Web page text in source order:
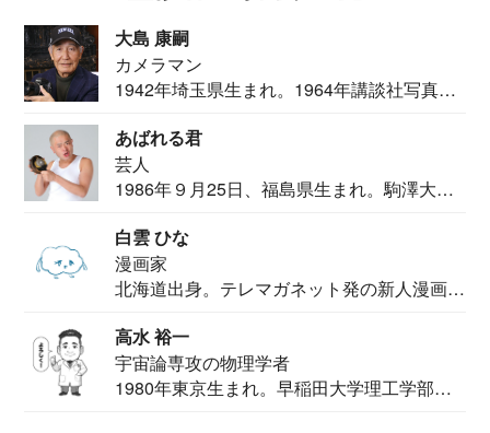
大島 康嗣
カメラマン
1942年埼玉県生まれ。1964年講談社写真部
あばれる君
芸人
1986年９月25日、福島県生まれ。駒澤大学
白雲 ひな
漫画家
北海道出身。テレマガネット発の新人漫画
高水 裕一
宇宙論専攻の物理学者
1980年東京生まれ。早稲田大学理工学部物